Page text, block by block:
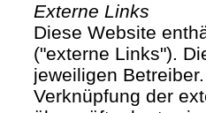
Externe Links
Diese Website
("externe Links").
jeweiligen
Verknüpfung der